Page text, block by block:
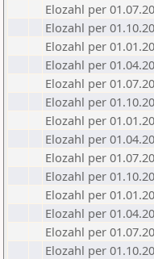
Elozahl per
Elozahl per
Elozahl per
Elozahl per
Elozahl per
Elozahl per
Elozahl per
Elozahl per
Elozahl per
Elozahl per
Elozahl per
Elozahl per
Elozahl per
Elozahl per